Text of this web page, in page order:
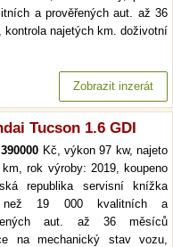
a prověřených aut. až 36
najetých km. doživotní
Zobrazit inzerát
Tucson 1.6 GDI
390000 Kč, výkon 97 kw, najeto
km, rok výroby: 2019, koupeno
republika servisní knížka
19 000 kvalitních a
aut. až 36 měsíců
na mechanický stav vozu,